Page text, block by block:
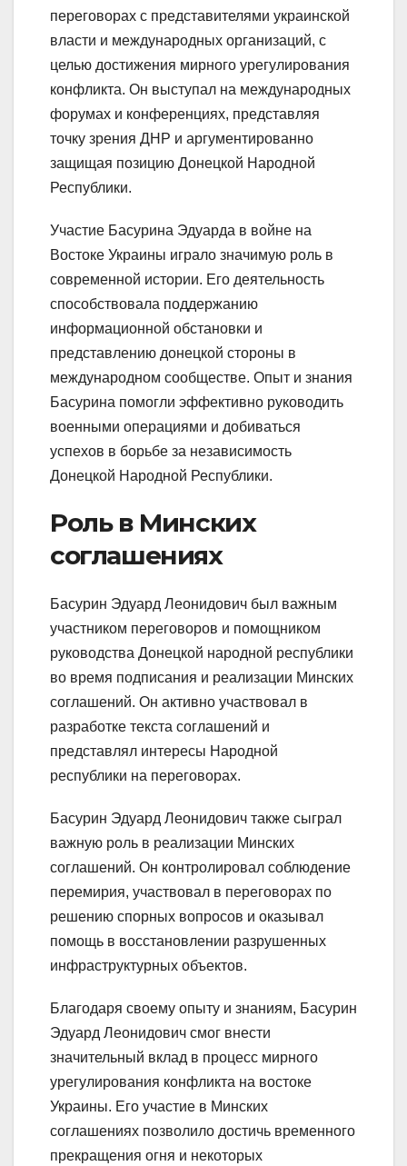
переговорах с представителями украинской
власти и международных организаций, с
целью достижения мирного урегулирования
конфликта. Он выступал на международных
форумах и конференциях, представляя
точку зрения ДНР и аргументированно
защищая позицию Донецкой Народной
Республики.
Участие Басурина Эдуарда в войне на
Востоке Украины играло значимую роль в
современной истории. Его деятельность
способствовала поддержанию
информационной обстановки и
представлению донецкой стороны в
международном сообществе. Опыт и знания
Басурина помогли эффективно руководить
военными операциями и добиваться
успехов в борьбе за независимость
Донецкой Народной Республики.
Роль в Минских
соглашениях
Басурин Эдуард Леонидович был важным
участником переговоров и помощником
руководства Донецкой народной республики
во время подписания и реализации Минских
соглашений. Он активно участвовал в
разработке текста соглашений и
представлял интересы Народной
республики на переговорах.
Басурин Эдуард Леонидович также сыграл
важную роль в реализации Минских
соглашений. Он контролировал соблюдение
перемирия, участвовал в переговорах по
решению спорных вопросов и оказывал
помощь в восстановлении разрушенных
инфраструктурных объектов.
Благодаря своему опыту и знаниям, Басурин
Эдуард Леонидович смог внести
значительный вклад в процесс мирного
урегулирования конфликта на востоке
Украины. Его участие в Минских
соглашениях позволило достичь временного
прекращения огня и некоторых